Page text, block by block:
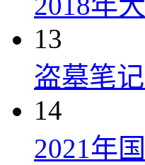
13
盗墓笔
14
2021年